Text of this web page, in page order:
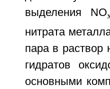
выделения NO
нитрата
пара в раствор
гидратов
основными